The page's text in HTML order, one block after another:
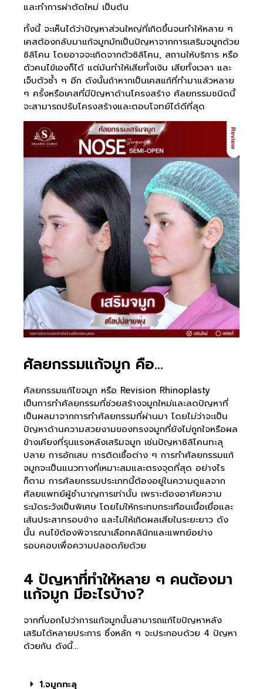
และทำการผ่าตัดใหม่ เป็นต้น
ทั้งนี้ จะเห็นได้ว่าปัญหาส่วนใหญ่ที่เกิดขึ้นจนทำให้หลาย ๆ
เคสต้องกลับมาแก้จมูกมักเป็นปัญหาจากการเสริมจมูกด้วย
ซิลิโคน โดยอาจจะเกิดจากตัวซิลิโคน, สถานให้บริการ หรือ
ตัวคนไข้เองก็ได้ แต่มันทำให้เสียทั้งเงิน เสียทั้งเวลา และ
เจ็บตัวซ้ำ ๆ อีก ดังนั้นถ้าหากเป็นเคสแก้ที่ทำมาแล้วหลาย
ๆ ครั้งหรือเคสที่มีปัญหาด้านโครงสร้าง ศัลยกรรมชนิดนี้
จะสามารถปรับโครงสร้างและตอบโจทย์ได้ดีที่สุด
ศัลยกรรมแก้จมูก คือ…
ศัลยกรรมแก้ไขจมูก หรือ Revision Rhinoplasty
เป็นการทำศัลยกรรมที่ช่วยสร้างจมูกใหม่และลดปัญหาที่
เป็นผลมาจากการทำศัลยกรรมที่ผ่านมา โดยไม่ว่าจะเป็น
ปัญหาด้านความสวยงามของทรงจมูกที่ยังไม่ถูกใจหรือผล
ข้างเคียงที่รุนแรงหลังเสริมจมูก เช่นปัญหาซิลิโคนทะลุ
ปลาย การอักเสบ การติดเชื้อต่าง ๆ การทำศัลยกรรมแก้
จมูกจะเป็นแนวทางที่เหมาะสมและตรงจุดที่สุด อย่างไร
ก็ตาม การศัลยกรรมประเภทนี้ต้องอยู่ในความดูแลจาก
ศัลยแพทย์ผู้ชำนาญการเท่านั้น เพราะต้องอาศัยความ
ระมัดระวังเป็นพิเศษ โดยไม่ให้กระทบกระเทือนเนื้อเยื่อและ
เส้นประสาทรอบข้าง และไม่ให้เกิดผลเสียในระยะยาว ดัง
นั้น คนไข้ต้องพิจารณาเลือกคลินิกและแพทย์อย่าง
รอบคอบเพื่อความปลอดภัยด้วย
4 ปัญหาที่ทำให้หลาย ๆ คนต้องมา
แก้จมูก มีอะไรบ้าง?
จากที่บอกไปว่าการแก้จมูกนั้นสามารถแก้ไขปัญหาหลัง
เสริมได้หลายประการ ซึ่งหลัก ๆ จะประกอบด้วย 4 ปัญหา
ด้วยกัน ดังนี้…
1.จมูกทะลุ